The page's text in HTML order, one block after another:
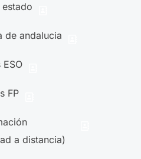
de andalucia
FP
a distancia)